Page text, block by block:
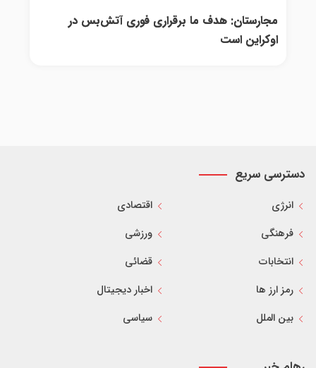
مجارستان: هدف ما برقراری فوری آتش‌بس در
اوکراین است
دسترسی سریع
انرژی
اقتصادی
فرهنگی
ورزشی
انتخابات
قضائی
رمز ارز ها
اخبار دیجیتال
بین الملل
سیاسی